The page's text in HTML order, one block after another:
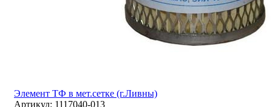
Элемент ТФ в мет.сетке (г.Ливны)
Артикул: 1117040-013